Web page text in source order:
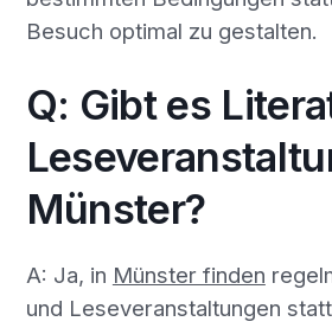
Besuch optimal zu gestalten.
Q: Gibt es
Münster?
A: Ja, in Münster finden
und Leseveranstaltungen